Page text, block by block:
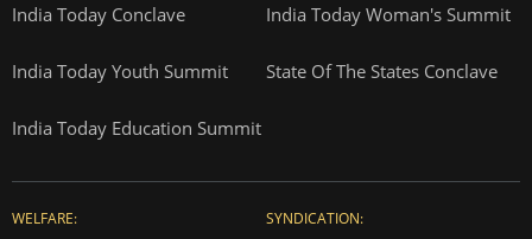
India Today Conclave India Today Woman's Summit
India Today Youth Summit State Of The States Conclave
India Today Education Summit
WELFARE: SYNDICATION: